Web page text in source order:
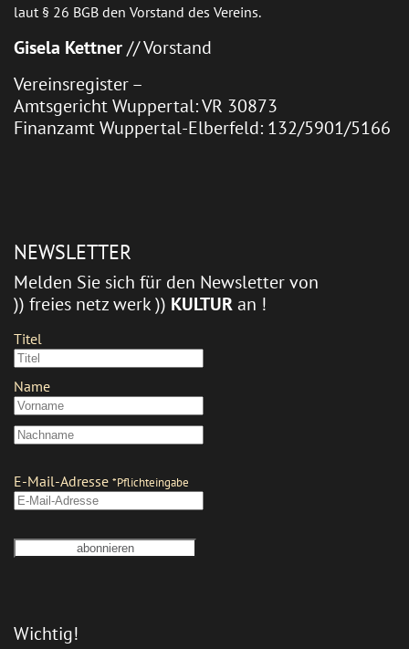
laut § 26 BGB den Vorstand des Vereins.
Gisela Kettner// Vorstand
Vereinsregister –
Amtsgericht Wuppertal: VR 30873
Finanzamt Wuppertal-Elberfeld: 132/5901/5166
NEWSLETTER
Melden Sie sich für den Newsletter von
)) freies netz werk )) KULTURan !
Wichtig!